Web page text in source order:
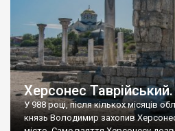
Херсонес
У 988 році, після кількох місяців
князь Володимир захопив